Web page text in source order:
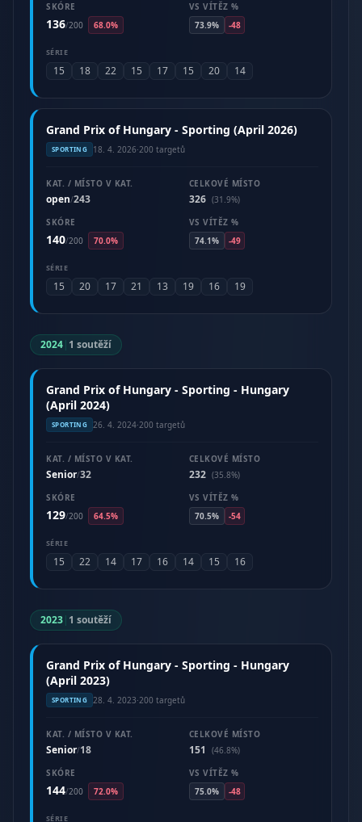
SKÓRE
136/200 68.0%
VS VÍTĚZ %
73.9%
-48
SÉRIE
15 18 22 15 17 15 20 14
Grand Prix of Hungary - Sporting (April 2026)
SPORTING 18. 4. 2026·200 targetů
KAT. / MÍSTO V KAT.
open/243
CELKOVÉ MÍSTO
326 (31.9%)
SKÓRE
140/200 70.0%
VS VÍTĚZ %
74.1%
-49
SÉRIE
15 20 17 21 13 19 16 19
2024| 1 soutěží
Grand Prix of Hungary - Sporting - Hungary
(April 2024)
SPORTING 26. 4. 2024·200 targetů
KAT. / MÍSTO V KAT.
Senior/32
CELKOVÉ MÍSTO
232 (35.8%)
SKÓRE
129/200 64.5%
VS VÍTĚZ %
70.5%
-54
SÉRIE
15 22 14 17 16 14 15 16
2023| 1 soutěží
Grand Prix of Hungary - Sporting - Hungary
(April 2023)
SPORTING 28. 4. 2023·200 targetů
KAT. / MÍSTO V KAT.
Senior/18
CELKOVÉ MÍSTO
151
(46.8%)
SKÓRE
144/200 72.0%
VS VÍTĚZ %
75.0%
-48
SÉRIE